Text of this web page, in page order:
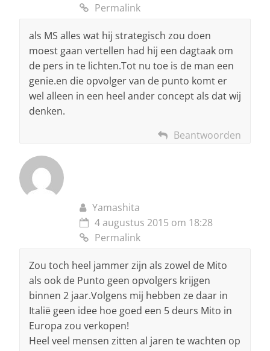
Permalink
als MS alles wat hij strategisch zou doen
moest gaan vertellen had hij een dagtaak om
de pers in te lichten.Tot nu toe is de man een
genie.en die opvolger van de punto komt er
wel alleen in een heel ander concept als dat wij
denken.
Beantwoorden
Yamashita
4 augustus 2015 om 18:28
Permalink
Zou toch heel jammer zijn als zowel de Mito
als ook de Punto geen opvolgers krijgen
binnen 2 jaar.Volgens mij hebben ze daar in
Italië geen idee hoe goed een 5 deurs Mito in
Europa zou verkopen!
Heel veel mensen zitten al jaren te wachten op